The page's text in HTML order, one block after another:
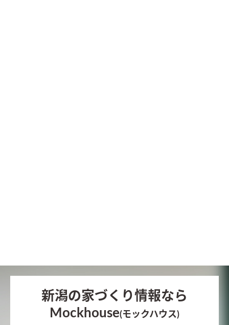
新潟の家づくり情報なら
Mockhouse(モックハウス)